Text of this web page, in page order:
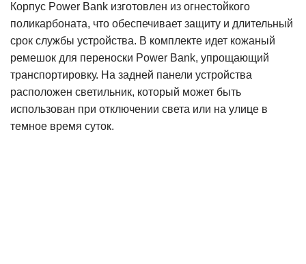
Корпус Power Bank изготовлен из огнестойкого
поликарбоната, что обеспечивает защиту и длительный
срок службы устройства. В комплекте идет кожаный
ремешок для переноски Power Bank, упрощающий
транспортировку. На задней панели устройства
расположен светильник, который может быть
использован при отключении света или на улице в
темное время суток.